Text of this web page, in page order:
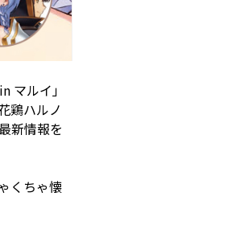
マルイ」
鶏ハルノ
新情報を
くちゃ懐